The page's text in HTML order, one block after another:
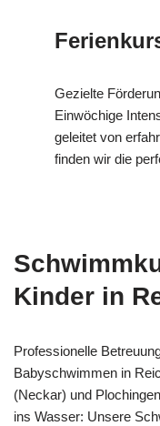
Gezielte
Einwöchige
geleitet von
finden wir die
Kinder in
Professionelle
Babyschwimmen in
(Neckar) und
ins Wasser: Unsere